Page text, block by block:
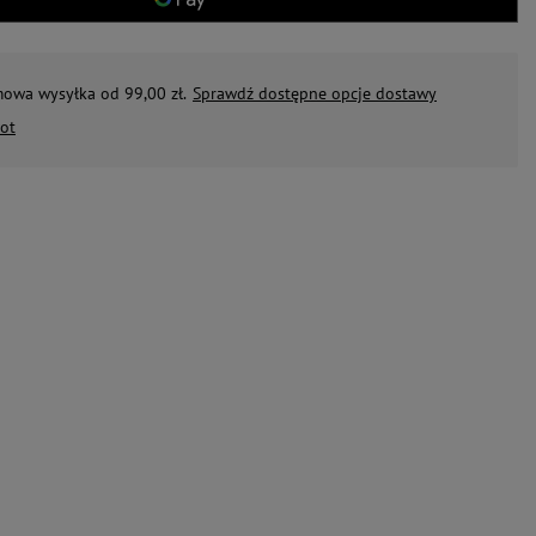
wysyłka od 99,00 zł. Sprawdź dostępne opcje dostawy